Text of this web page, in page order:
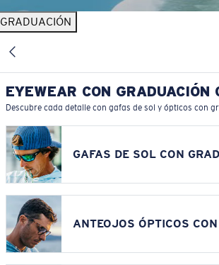
GRADUACIÓN
EYEWEAR CON GRADUACIÓN
Descubre cada detalle con gafas de sol y ópticos con
GAFAS DE SOL CON
ANTEOJOS ÓPTICOS